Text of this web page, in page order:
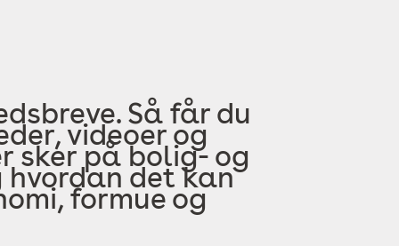
Så får du
videoer og
sker på bolig- og
hvordan det kan
formue og